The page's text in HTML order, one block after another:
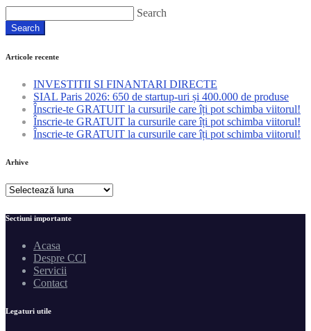
Search
Search
Articole recente
INVESTITII SI FINANTARI DIRECTE
SIAL Paris 2026: 650 de startup-uri și 400.000 de produse
Înscrie-te GRATUIT la cursurile care îți pot schimba viitorul!
Înscrie-te GRATUIT la cursurile care îți pot schimba viitorul!
Înscrie-te GRATUIT la cursurile care îți pot schimba viitorul!
Arhive
Arhive
Sectiuni importante
Acasa
Despre CCI
Servicii
Contact
Legaturi utile